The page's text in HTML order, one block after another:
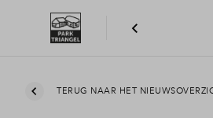
TERUG NAAR HET